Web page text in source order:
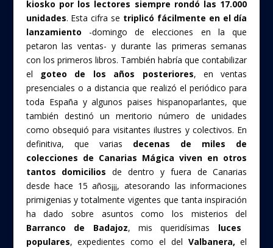
kiosko por los lectores siempre rondó las 17.000
unidades. Esta cifra se triplicó fácilmente en el día
lanzamiento -domingo de elecciones en la que
petaron las ventas- y durante las primeras semanas
con los primeros libros. También habría que contabilizar
el goteo de los años posteriores, en ventas
presenciales o a distancia que realizó el periódico para
toda España y algunos paises hispanoparlantes, que
también destinó un meritorio número de unidades
como obsequió para visitantes ilustres y colectivos. En
definitiva, que varias decenas de miles de
colecciones de Canarias Mágica viven en otros
tantos domicilios de dentro y fuera de Canarias
desde hace 15 años¡¡¡, atesorando las informaciones
primigenias y totalmente vigentes que tanta inspiración
ha dado sobre asuntos como los misterios del
Barranco de Badajoz, mis queridísimas luces
populares, expedientes como el del Valbanera, el